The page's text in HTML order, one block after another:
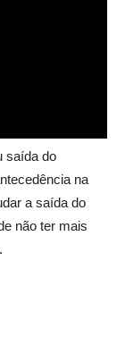
saída do
na
a saída do
não ter mais